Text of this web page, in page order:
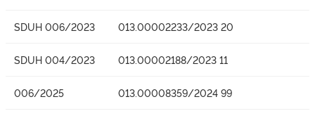
SDUH 006/2023 013.00002233/2023 20
SDUH 004/2023 013.00002188/2023 11
006/2025 013.00008359/2024 99